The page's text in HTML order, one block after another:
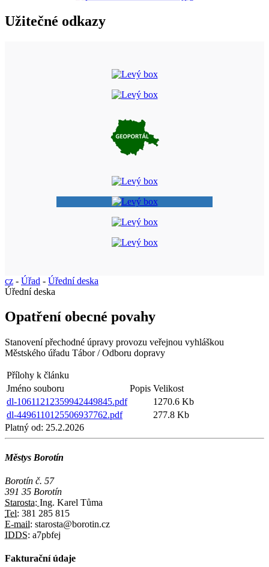
Užitečné odkazy
cz - Úřad - Úřední deska
Úřední deska
Opatření obecné povahy
Stanovení přechodné úpravy provozu veřejnou vyhláškou
Městského úřadu Tábor / Odboru dopravy
Přílohy k článku
Jméno souboru
Popis Velikost
dl-10611212359942449845.pdf
1270.6 Kb
dl-4496110125506937762.pdf
277.8 Kb
Platný od: 25.2.2026
Městys Borotín
Borotín č. 57
391 35 Borotín
Starosta: Ing. Karel Tůma
Tel: 381 285 815
E-mail: starosta@borotin.cz
IDDS: a7pbfej
Fakturační údaje